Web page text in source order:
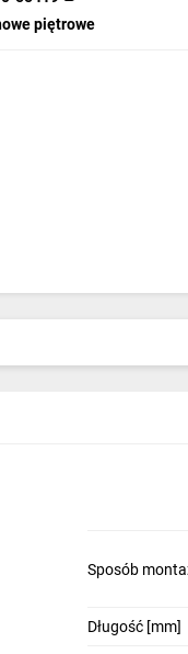
piętrowe
Sposób
Długość [mm]